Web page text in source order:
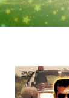
ご予約に
当日の過